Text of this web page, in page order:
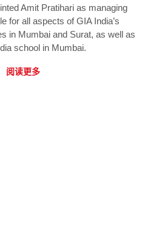
Amit Pratihari as managing
for all aspects of GIA India’s
in Mumbai and Surat, as well as
school in Mumbai.
阅读更多